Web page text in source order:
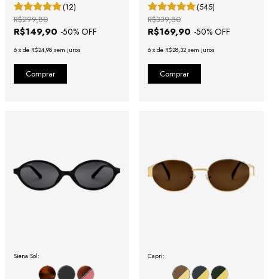
(12)
R$149,90 -50% OFF
R$299,80
6 x de R$24,98 sem juros
(545)
R$169,90 -50% OFF
R$339,80
6 x de R$28,32 sem juros
Siena Sol: Capri: